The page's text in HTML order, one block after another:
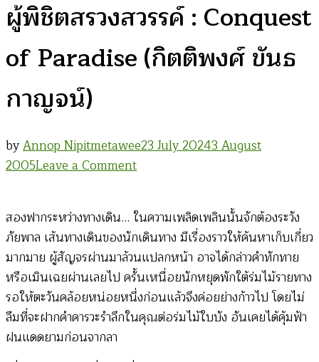
ผู้พิชิตสรวงสวรรค์ : Conquest
of Paradise (กิตติพงศ์ ขันธ
กาญจน์)
byAnnop Nipitmetawee23 July 20243 August
2005Leave a Commenton
พิชิต
สรวง
สวรรค์
:
Conquest
of
Paradise
สองฟากระหว่างทางเดิน… ในความเพลิดเพลินนั้นจักต้องระวัง
ภัยพาล เส้นทางเดินของนักเดินทาง มีเรื่องราวให้ค้นหาเก็บเกี่ยว
มากมาย ผู้สัญจรผ่านมาล้วนแปลกหน้า อาจได้กล่าวคำทักทาย
หรือเมินเฉยผ่านเลยไป ครั้นเหนื่อยนักหยุดพักใต้ร่มไม้รายทาง
รอให้ตะวันคล้อยหน่อยหนึ่งก่อนแล้วจึงค่อยย่างก้าวไป โดยไม่
ลืมที่จะฝากคำคารวะรำลึกในคุณต่อร่มไม้ใบบัง อันเคยได้คุ้มฟ้า
ฝนแดดยามก่อนจากลา